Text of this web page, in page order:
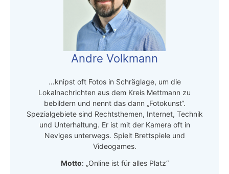
Andre Volkmann
…knipst oft Fotos in Schräglage, um die
Lokalnachrichten aus dem Kreis Mettmann zu
bebildern und nennt das dann „Fotokunst“.
Spezialgebiete sind Rechtsthemen, Internet, Technik
und Unterhaltung. Er ist mit der Kamera oft in
Neviges unterwegs. Spielt Brettspiele und
Videogames.
Motto: „Online ist für alles Platz“